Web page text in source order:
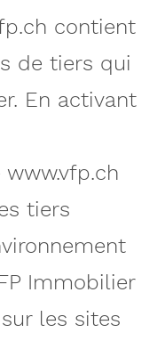
contient
de tiers qui
En activant
tiers
Immobilier
les sites